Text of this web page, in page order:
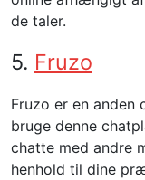
de taler.
5. Fruzo
Fruzo er en anden
bruge denne
chatte med andre
henhold til dine